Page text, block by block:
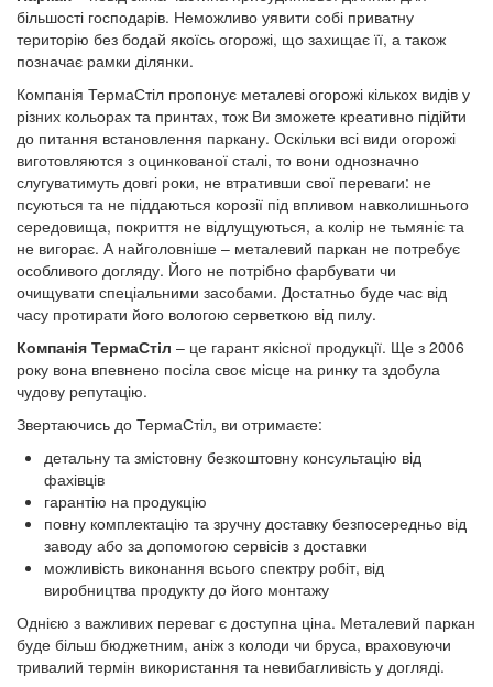
більшості господарів. Неможливо уявити собі приватну
територію без бодай якоїсь огорожі, що захищає її, а також
позначає рамки ділянки.
Компанія ТермаСтіл пропонує металеві огорожі кількох видів у
різних кольорах та принтах, тож Ви зможете креативно підійти
до питання встановлення паркану. Оскільки всі види огорожі
виготовляются з оцинкованої сталі, то вони однозначно
слугуватимуть довгі роки, не втративши свої переваги: не
псуються та не піддаються корозії під впливом навколишнього
середовища, покриття не відлущуються, а колір не тьмяніє та
не вигорає. А найголовніше – металевий паркан не потребує
особливого догляду. Його не потрібно фарбувати чи
очищувати спеціальними засобами. Достатньо буде час від
часу протирати його вологою серветкою від пилу.
Компанія ТермаСтіл – це гарант якісної продукції. Ще з 2006
року вона впевнено посіла своє місце на ринку та здобула
чудову репутацію.
Звертаючись до ТермаСтіл, ви отримаєте:
детальну та змістовну безкоштовну консультацію від
фахівців
гарантію на продукцію
повну комплектацію та зручну доставку безпосередньо від
заводу або за допомогою сервісів з доставки
можливість виконання всього спектру робіт, від
виробництва продукту до його монтажу
Однією з важливих переваг є доступна ціна. Металевий паркан
буде більш бюджетним, аніж з колоди чи бруса, враховуючи
тривалий термін використання та невибагливість у догляді.